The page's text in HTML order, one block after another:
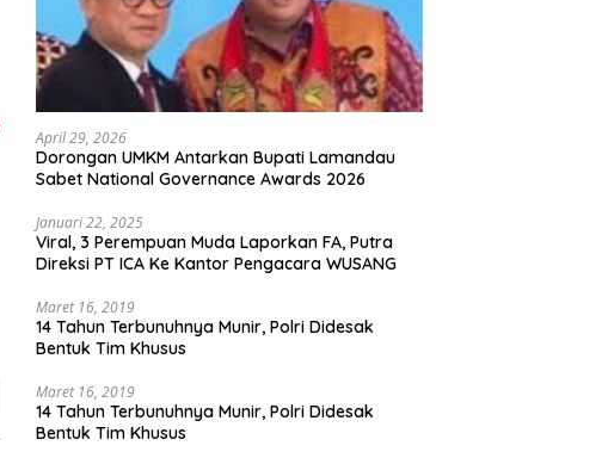
April 29, 2026
Dorongan UMKM Antarkan Bupati Lamandau
Sabet National Governance Awards 2026
Januari 22, 2025
Viral, 3 Perempuan Muda Laporkan FA, Putra
Direksi PT ICA Ke Kantor Pengacara WUSANG
Maret 16, 2019
14 Tahun Terbunuhnya Munir, Polri Didesak
Bentuk Tim Khusus
Maret 16, 2019
14 Tahun Terbunuhnya Munir, Polri Didesak
Bentuk Tim Khusus